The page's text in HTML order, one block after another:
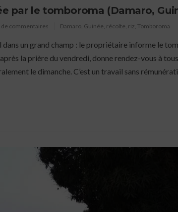
par le tomboroma (Damaro,
de commentaires Damaro Guinée récolte riz Tomboroma
un grand champ : le propriétaire informe le
la prière du vendredi, donne rendez-vous à
le dimanche. C’est un travail sans